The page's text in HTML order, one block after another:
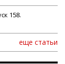
158.
еще статьи